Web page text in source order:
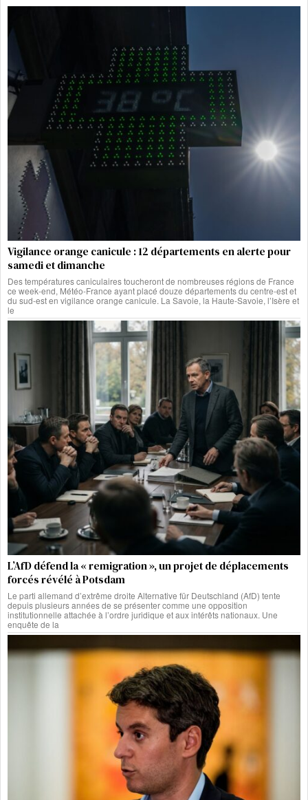
Vigilance orange canicule : 12 départements en alerte pour
samedi et dimanche
Des températures caniculaires toucheront de nombreuses régions de France
ce week-end, Météo-France ayant placé douze départements du centre-est et
du sud-est en vigilance orange canicule. La Savoie, la Haute-Savoie, l’Isère et
le
L’AfD défend la « remigration », un projet de déplacements
forcés révélé à Potsdam
Le parti allemand d’extrême droite Alternative für Deutschland (AfD) tente
depuis plusieurs années de se présenter comme une opposition
institutionnelle attachée à l’ordre juridique et aux intérêts nationaux. Une
enquête de la